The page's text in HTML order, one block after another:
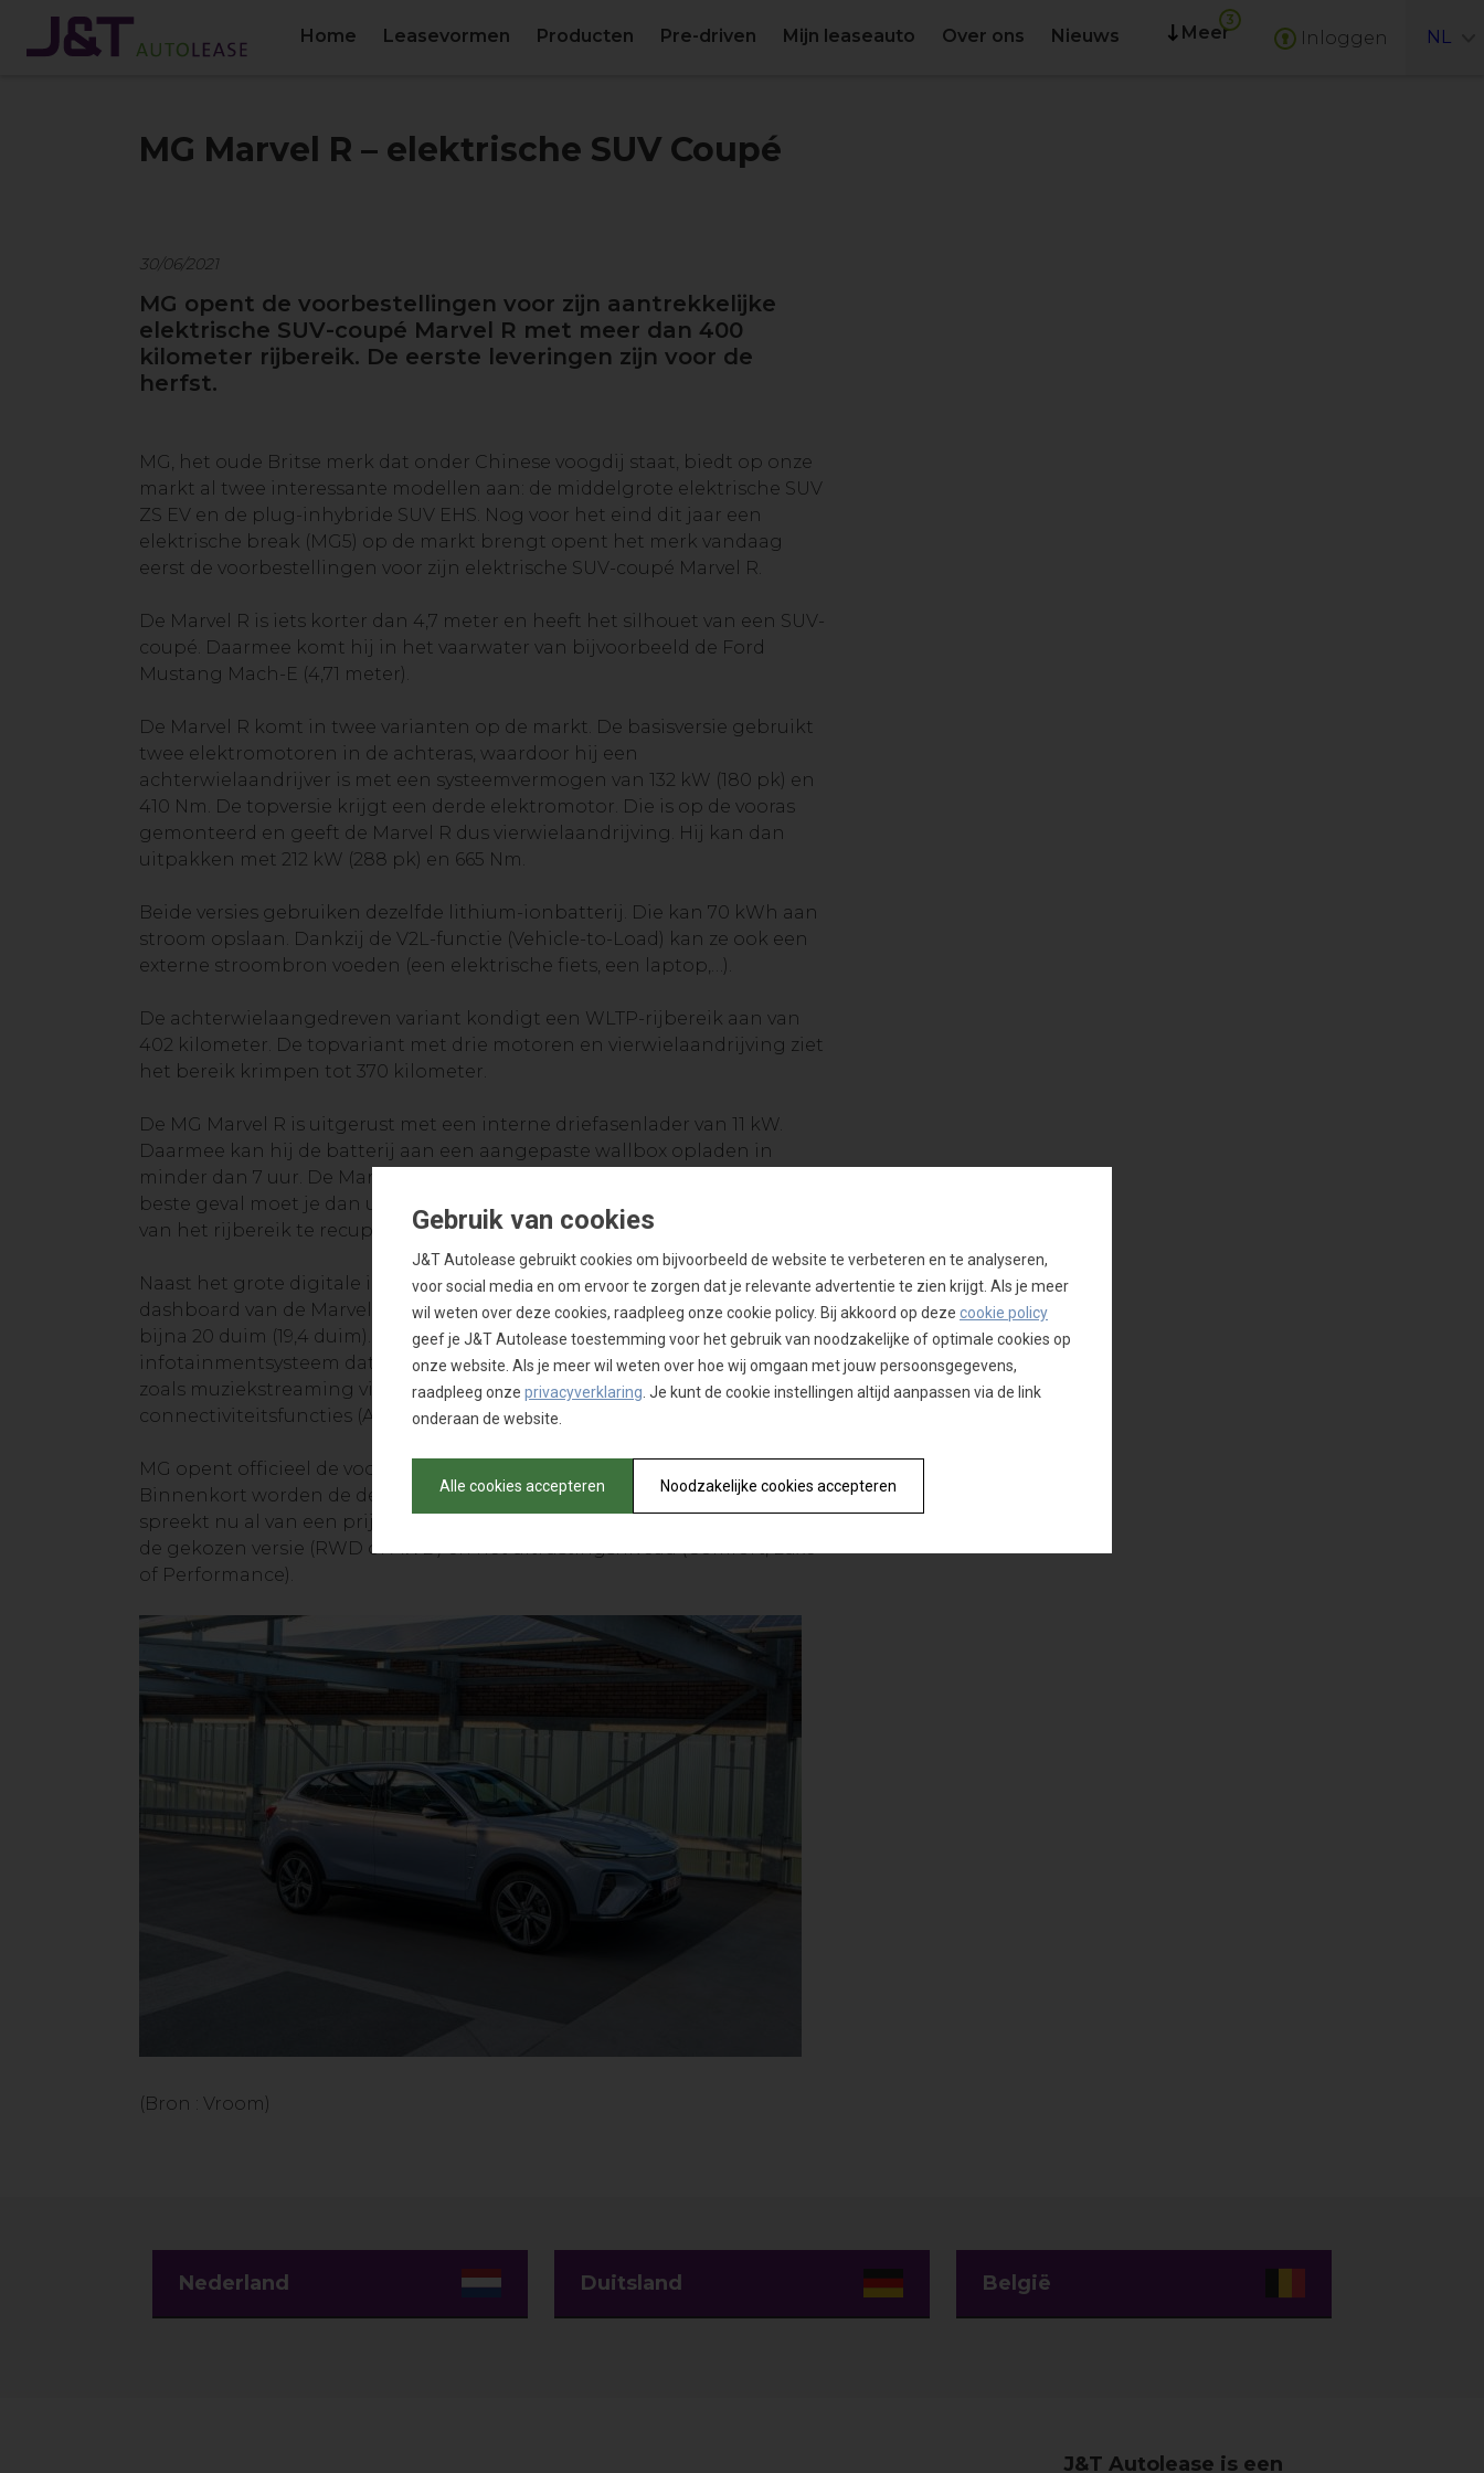
Home Leasevormen Producten Pre-driven Mijn leaseauto Over ons Nieuws Meer Inloggen NL
MG Marvel R – elektrische SUV Coupé
30/06/2021
MG opent de voorbestellingen voor zijn aantrekkelijke
elektrische SUV-coupé Marvel R met meer dan 400
kilometer rijbereik. De eerste leveringen zijn voor de
herfst.
MG, het oude Britse merk dat onder Chinese voogdij staat, biedt op onze
markt al twee interessante modellen aan: de middelgrote elektrische SUV
ZS EV en de plug-inhybride SUV EHS. Nog voor het eind dit jaar een
elektrische break (MG5) op de markt brengt opent het merk vandaag
eerst de voorbestellingen voor zijn elektrische SUV-coupé Marvel R.
De Marvel R is iets korter dan 4,7 meter en heeft het silhouet van een SUV-
coupé. Daarmee komt hij in het vaarwater van bijvoorbeeld de Ford
Mustang Mach-E (4,71 meter).
De Marvel R komt in twee varianten op de markt. De basisversie gebruikt
twee elektromotoren in de achteras, waardoor hij een
achterwielaandrijver is met een systeemvermogen van 132 kW (180 pk) en
410 Nm. De topversie krijgt een derde elektromotor. Die is op de vooras
gemonteerd en geeft de Marvel R dus vierwielaandrijving. Hij kan dan
uitpakken met 212 kW (288 pk) en 665 Nm.
Beide versies gebruiken dezelfde lithium-ionbatterij. Die kan 70 kWh aan
stroom opslaan. Dankzij de V2L-functie (Vehicle-to-Load) kan ze ook een
externe stroombron voeden (een elektrische fiets, een laptop,…).
De achterwielaangedreven variant kondigt een WLTP-rijbereik aan van
402 kilometer. De topvariant met drie motoren en vierwielaandrijving ziet
het bereik krimpen tot 370 kilometer.
De MG Marvel R is uitgerust met een interne driefasenlader van 11 kW.
Daarmee kan hij de batterij aan een aangepaste wallbox opladen in
minder dan 7 uur. De Marvel R kan ook snelladen aan gelijkstroom. In het
beste geval moet je dan uitgaan van 40 minuten stilstand om 80 procent
van het rijbereik te recupereren.
Naast het grote digitale instrumentenbord van 12,3 duim wordt het
dashboard van de Marvel R gekenmerkt door een verticale tablet van
bijna 20 duim (19,4 duim). Daarmee bedien je het MG iSmart-
infotainmentsysteem dat een brede waaier aan onlinediensten biedt,
zoals muziekstreaming via Amazon Prime, naast de gebruikelijke moderne
connectiviteitsfuncties (Apple CarPlay/Android Auto).
MG opent officieel de voorbestellingen voor de Marvel R in Europa.
Binnenkort worden de definitieve prijzen gecommuniceerd, maar MG
spreekt nu al van een prijsvork van 40.000 tot 50.000 euro in functie van
de gekozen versie (RWD of AWD) en het uitrustingsniveau (Comfort, Luxe
of Performance).
(Bron : Vroom)
Nederland Duitsland België
J&T Autolease is een
Gebruik van cookies
J&T Autolease gebruikt cookies om bijvoorbeeld de website te verbeteren en te analyseren,
voor social media en om ervoor te zorgen dat je relevante advertentie te zien krijgt. Als je meer
wil weten over deze cookies, raadpleeg onze cookie policy. Bij akkoord op deze cookie policy
geef je J&T Autolease toestemming voor het gebruik van noodzakelijke of optimale cookies op
onze website. Als je meer wil weten over hoe wij omgaan met jouw persoonsgegevens,
raadpleeg onze privacyverklaring . Je kunt de cookie instellingen altijd aanpassen via de link
onderaan de website.
Alle cookies accepteren Noodzakelijke cookies accepteren